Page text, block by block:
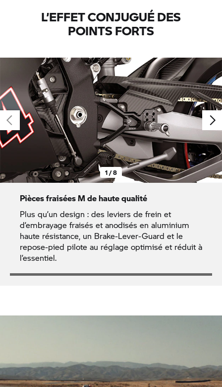
L’EFFET CONJUGUÉ DES
POINTS FORTS
1 / 8
Pièces fraisées M de haute qualité
Plus qu’un design : des leviers de frein et
d’embrayage fraisés et anodisés en aluminium
haute résistance, un Brake-Lever-Guard et le
repose-pied pilote au réglage optimisé et réduit à
l’essentiel.